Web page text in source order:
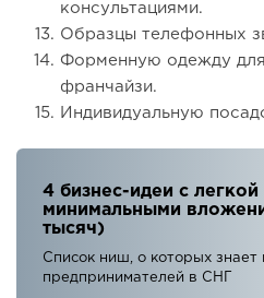
консультациями.
Образцы телефонных
Форменную одежду
франчайзи.
Индивидуальную
4 бизнес-идеи с легкой
минимальными
тысяч)
Список ниш, о которых знает
предпринимателей в СНГ